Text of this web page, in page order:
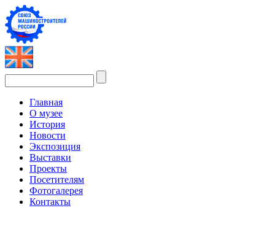
Главная
О музее
История
Новости
Экспозиция
Выставки
Проекты
Посетителям
Фотогалерея
Контакты